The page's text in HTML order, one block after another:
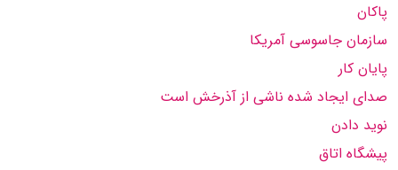
پاکان
سازمان جاسوسی آمریکا
پایان کار
صدای ایجاد شده ناشی از آذرخش است
نوید دادن
پیشگاه اتاق